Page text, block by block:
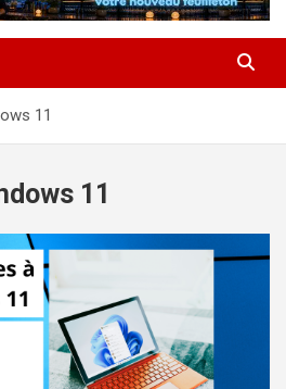
11
11